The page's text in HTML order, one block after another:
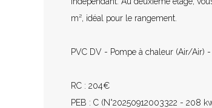
m², idéal pour le rangement.
PVC DV - Pompe à chaleur (Air/Air)
RC : 204€
PEB : C (N°20250912003322 - 208